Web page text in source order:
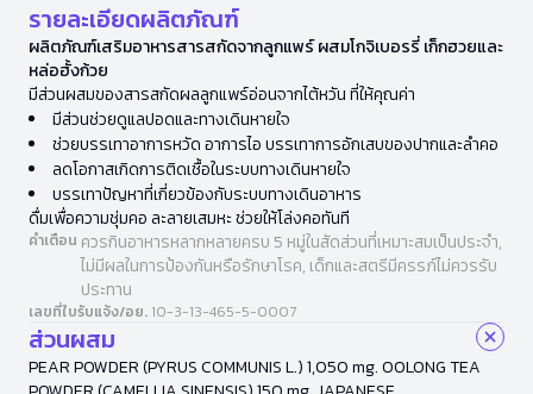
รายละเอียดผลิตภัณฑ์
ผลิตภัณฑ์เสริมอาหารสารสกัดจากลูกแพร์ ผสมโกจิเบอรรี่ เก็กฮวยและ
หล่อฮั้งก้วย
มีส่วนผสมของสารสกัดผลลูกแพร์อ่อนจากไต้หวัน ที่ให้คุณค่า
มีส่วนช่วยดูแลปอดและทางเดินหายใจ
ช่วยบรรเทาอาการหวัด อาการไอ บรรเทาการอักเสบของปากและลำคอ
ลดโอกาสเกิดการติดเชื้อในระบบทางเดินหายใจ
บรรเทาปัญหาที่เกี่ยวข้องกับระบบทางเดินอาหาร
ดื่มเพื่อความชุ่มคอ ละลายเสมหะ ช่วยให้โล่งคอทันที
คำเตือน ควรกินอาหารหลากหลายครบ 5 หมู่ในสัดส่วนที่เหมาะสมเป็นประจำ,
ไม่มีผลในการป้องกันหรือรักษาโรค, เด็กและสตรีมีครรภ์ไม่ควรรับ
ประทาน
เลขที่ใบรับแจ้ง/อย. 10-3-13-465-5-0007
ส่วนผสม
PEAR POWDER (PYRUS COMMUNIS L.) 1,050 mg. OOLONG TEA